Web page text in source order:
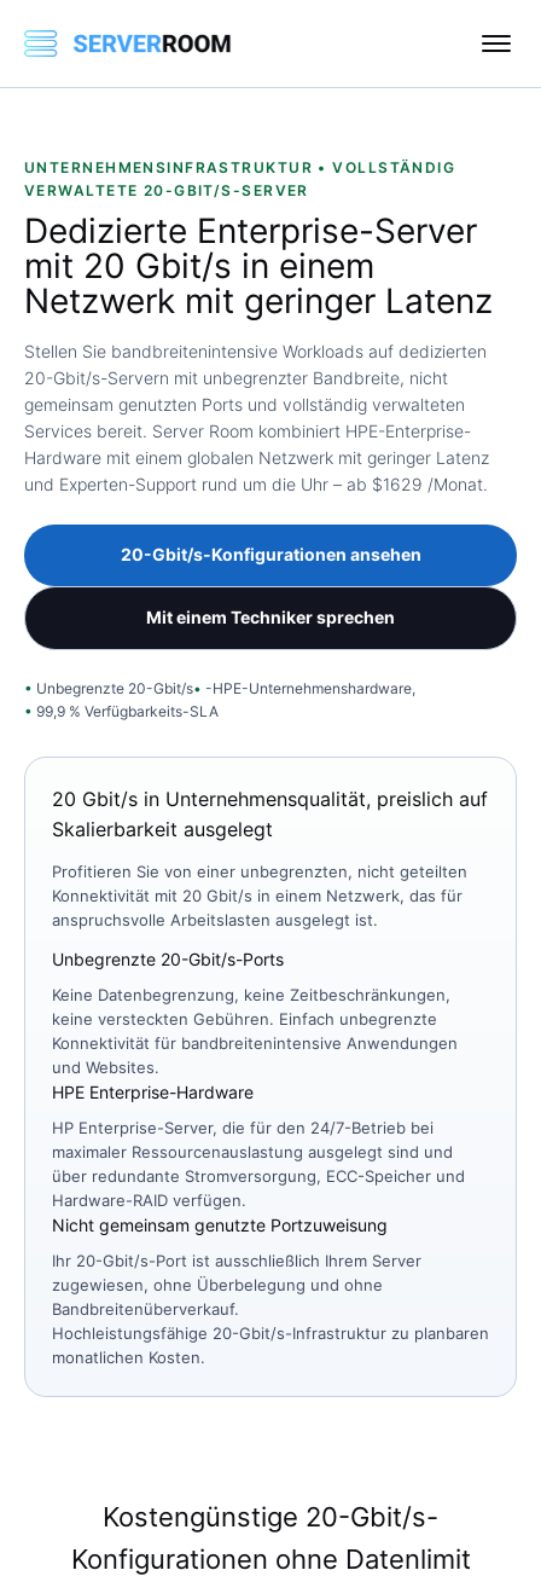
UNTERNEHMENSINFRASTRUKTUR • VOLLSTÄNDIG
VERWALTETE 20-GBIT/S-SERVER
Dedizierte Enterprise-Server
mit 20 Gbit/s in einem
Netzwerk mit geringer Latenz
Stellen Sie bandbreitenintensive Workloads auf dedizierten
20-Gbit/s-Servern mit unbegrenzter Bandbreite, nicht
gemeinsam genutzten Ports und vollständig verwalteten
Services bereit. Server Room kombiniert HPE-Enterprise-
Hardware mit einem globalen Netzwerk mit geringer Latenz
und Experten-Support rund um die Uhr – ab $1629 /Monat.
20-Gbit/s-Konfigurationen ansehen
Mit einem Techniker sprechen
Unbegrenzte 20-Gbit/s
-HPE-Unternehmenshardware,
99,9 % Verfügbarkeits-SLA
20 Gbit/s in Unternehmensqualität, preislich auf
Skalierbarkeit ausgelegt
Profitieren Sie von einer unbegrenzten, nicht geteilten
Konnektivität mit 20 Gbit/s in einem Netzwerk, das für
anspruchsvolle Arbeitslasten ausgelegt ist.
Unbegrenzte 20-Gbit/s-Ports
Keine Datenbegrenzung, keine Zeitbeschränkungen,
keine versteckten Gebühren. Einfach unbegrenzte
Konnektivität für bandbreitenintensive Anwendungen
und Websites.
HPE Enterprise-Hardware
HP Enterprise-Server, die für den 24/7-Betrieb bei
maximaler Ressourcenauslastung ausgelegt sind und
über redundante Stromversorgung, ECC-Speicher und
Hardware-RAID verfügen.
Nicht gemeinsam genutzte Portzuweisung
Ihr 20-Gbit/s-Port ist ausschließlich Ihrem Server
zugewiesen, ohne Überbelegung und ohne
Bandbreitenüberverkauf.
Hochleistungsfähige 20-Gbit/s-Infrastruktur zu planbaren
monatlichen Kosten.
Kostengünstige 20-Gbit/s-
Konfigurationen ohne Datenlimit